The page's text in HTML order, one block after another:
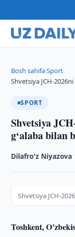
Bosh sahifa›Sport›
Shvetsiya JCH-
SPORT
Shvetsiya
g‘alaba bilan
Dilafro'z Niyazova
Shvetsiya JCH-
Toshkent,